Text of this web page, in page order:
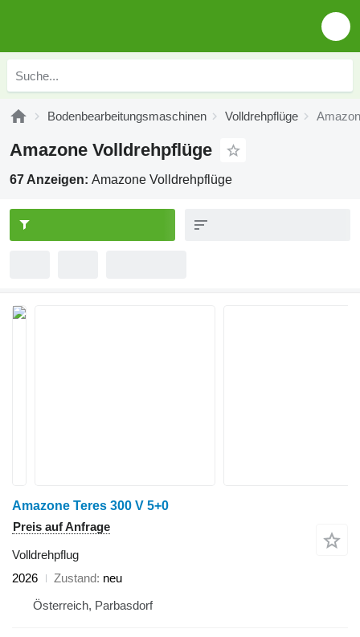
Bodenbearbeitungsmaschinen Volldrehpflüge
Amazone Volldrehpflüge
67 Anzeigen: Amazone Volldrehpflüge
Amazone Teres 300 V 5+0
Preis auf Anfrage
Volldrehpflug
2026
Zustand neu
Österreich, Parbasdorf